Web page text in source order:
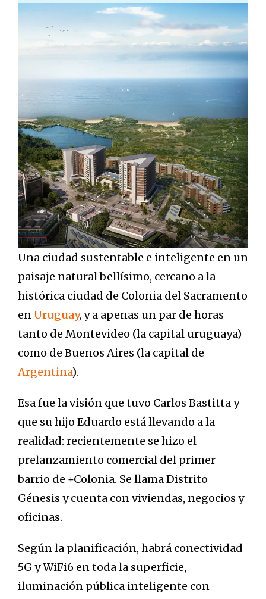
Una ciudad sustentable e inteligente en un
paisaje natural bellísimo, cercano a la
histórica ciudad de Colonia del Sacramento
enUruguay, y a apenas un par de horas
tanto de Montevideo (la capital uruguaya)
como de Buenos Aires (la capital de
Argentina).
Esa fue la visión que tuvo Carlos Bastitta y
que su hijo Eduardo está llevando a la
realidad: recientemente se hizo el
prelanzamiento comercial del primer
barrio de +Colonia. Se llama Distrito
Génesis y cuenta con viviendas, negocios y
oficinas.
Según la planificación, habrá conectividad
5G y WiFi6 en toda la superficie,
iluminación pública inteligente con